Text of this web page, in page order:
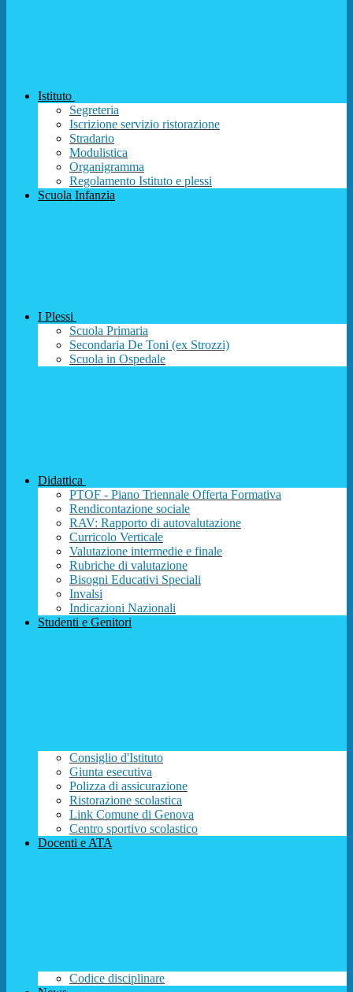
Istituto
Segreteria
Iscrizione servizio ristorazione
Stradario
Modulistica
Organigramma
Regolamento Istituto e plessi
Scuola Infanzia
I Plessi
Scuola Primaria
Secondaria De Toni (ex Strozzi)
Scuola in Ospedale
Didattica
PTOF - Piano Triennale Offerta Formativa
Rendicontazione sociale
RAV: Rapporto di autovalutazione
Curricolo Verticale
Valutazione intermedie e finale
Rubriche di valutazione
Bisogni Educativi Speciali
Invalsi
Indicazioni Nazionali
Studenti e Genitori
Consiglio d'Istituto
Giunta esecutiva
Polizza di assicurazione
Ristorazione scolastica
Link Comune di Genova
Centro sportivo scolastico
Docenti e ATA
Codice disciplinare